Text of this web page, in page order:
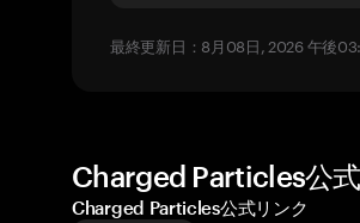
最終更新日：8月08日, 2026 午後
Charged Particles公
Charged Particles公式リンク